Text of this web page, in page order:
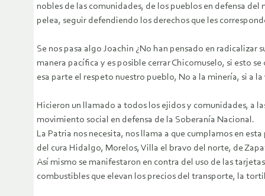
nobles de las comunidades, de los pueblos en defensa
pelea, seguir defendiendo los derechos que les
Se nos pasa algo Joachin ¿No han pensado en
manera pacífica y es posible cerrar Chicomuselo, si esto
esa parte el respeto nuestro pueblo, No a la minería, si a la
Hicieron un llamado a todos los ejidos y comunidades, a
movimiento social en defensa de la Soberanía Nacional.
La Patria nos necesita, nos llama a que cumplamos en
del cura Hidalgo, Morelos, Villa el bravo del norte, de
Así mismo se manifestaron en contra del uso de las
combustibles que elevan los precios del transporte, la